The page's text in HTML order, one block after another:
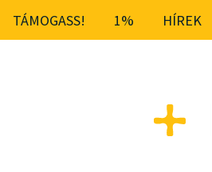
TÁMOGASS! 1% HÍREK